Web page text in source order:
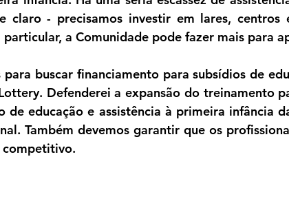
claro - precisamos investir em lares,
a Comunidade pode fazer mais para
buscar financiamento para subsídios de
Defenderei a expansão do treinamento
educação e assistência à primeira infância
Também devemos garantir que os
competitivo.